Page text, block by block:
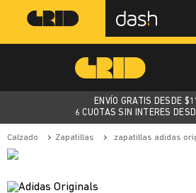
ENVÍO GRATIS DESDE $
6 CUOTAS SIN INTERES
calzado zapatillas zapatillas adidas